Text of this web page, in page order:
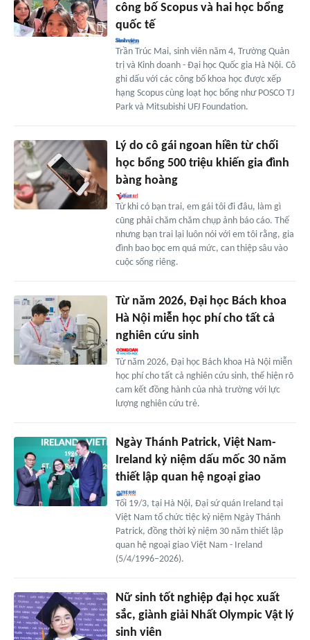
công bố Scopus và hai học bổng
quốc tế
Trần Trúc Mai, sinh viên năm 4, Trường Quản
trị và Kinh doanh - Đại học Quốc gia Hà Nội. Cô
ghi dấu với các công bố khoa học được xếp
hạng Scopus cùng loạt học bổng như POSCO TJ
Park và Mitsubishi UFJ Foundation.
Lý do cô gái ngoan hiền từ chối
học bổng 500 triệu khiến gia đình
bàng hoàng
Từ khi có bạn trai, em gái tôi đi đâu, làm gì
cũng phải chăm chăm chụp ảnh báo cáo. Thế
nhưng bạn trai lại luôn nói với em tôi rằng, gia
đình bao bọc em quá mức, can thiệp sâu vào
cuộc sống riêng.
Từ năm 2026, Đại học Bách khoa
Hà Nội miễn học phí cho tất cả
nghiên cứu sinh
Từ năm 2026, Đại học Bách khoa Hà Nội miễn
học phí cho tất cả nghiên cứu sinh, thể hiện rõ
cam kết đồng hành của nhà trường với lực
lượng nghiên cứu trẻ.
Ngày Thánh Patrick, Việt Nam-
Ireland kỷ niệm dấu mốc 30 năm
thiết lập quan hệ ngoại giao
Tối 19/3, tại Hà Nội, Đại sứ quán Ireland tại
Việt Nam tổ chức tiệc kỷ niệm Ngày Thánh
Patrick, đồng thời kỷ niệm 30 năm thiết lập
quan hệ ngoại giao Việt Nam - Ireland
(5/4/1996–2026).
Nữ sinh tốt nghiệp đại học xuất
sắc, giành giải Nhất Olympic Vật lý
sinh viên